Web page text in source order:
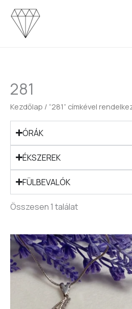
Skip
content
281
Kezdőlap / “281” címkével
ÓRÁK
ÉKSZEREK
FÜLBEVALÓK
Összesen 1 találat